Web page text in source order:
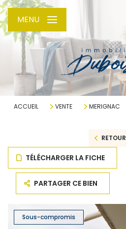
MENU
ACCUEIL VENTE MERIGNAC
RETOUR
TÉLÉCHARGER LA FICHE
PARTAGER CE BIEN
Sous-compromis